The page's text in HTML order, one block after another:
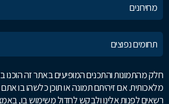
מחירונים
תחומים נפוצים
חלק מהתמונות והתכנים המופיעים באתר זה הוכנו
מלאכותית. אם זיהיתם תמונה או תוכן כלשהו בו אתם
רשאים לפנות אלינו ולבקש לחדול משימוש בו,